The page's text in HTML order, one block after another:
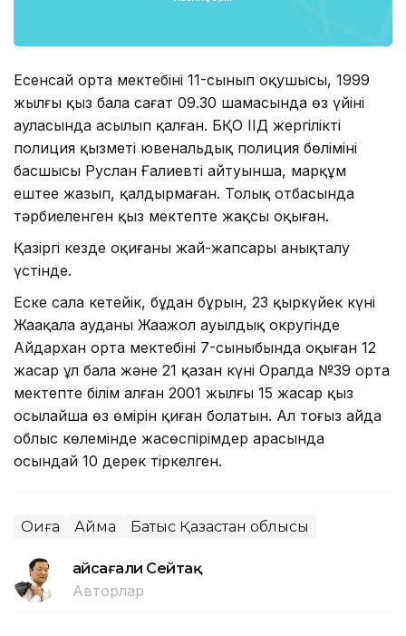
Есенсай орта мектебінің 11-сынып оқушысы, 1999
жылғы қыз бала сағат 09.30 шамасында өз үйінің
ауласында асылып қалған. БҚО ІІД жергілікті
полиция қызметі ювенальдық полиция бөлімінің
басшысы Руслан Ғалиевтің айтуынша, марқұм
ештеңе жазып, қалдырмаған. Толық отбасында
тәрбиеленген қыз мектепте жақсы оқыған.
Қазіргі кезде оқиғаның жай-жапсары анықталу
үстінде.
Еске сала кетейік, бұдан бұрын, 23 қыркүйек күні
Жаңақала ауданы Жаңажол ауылдық округінде
Айдархан орта мектебінің 7-сыныбында оқыған 12
жасар ұл бала және 21 қазан күні Оралда №39 орта
мектепте білім алған 2001 жылғы 15 жасар қыз
осылайша өз өмірін қиған болатын. Ал тоғыз айда
облыс көлемінде жасөспірімдер арасында
осындай 10 дерек тіркелген.
Оқиға Аймақ Батыс Қазақстан облысы
Ғайсағали Сейтақ
Авторлар